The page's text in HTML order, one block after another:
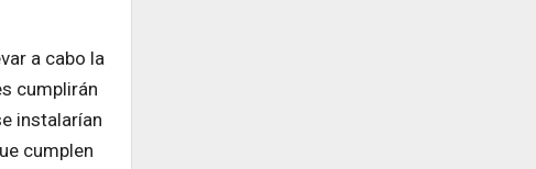
a cabo la
cumplirán
instalarían
cumplen